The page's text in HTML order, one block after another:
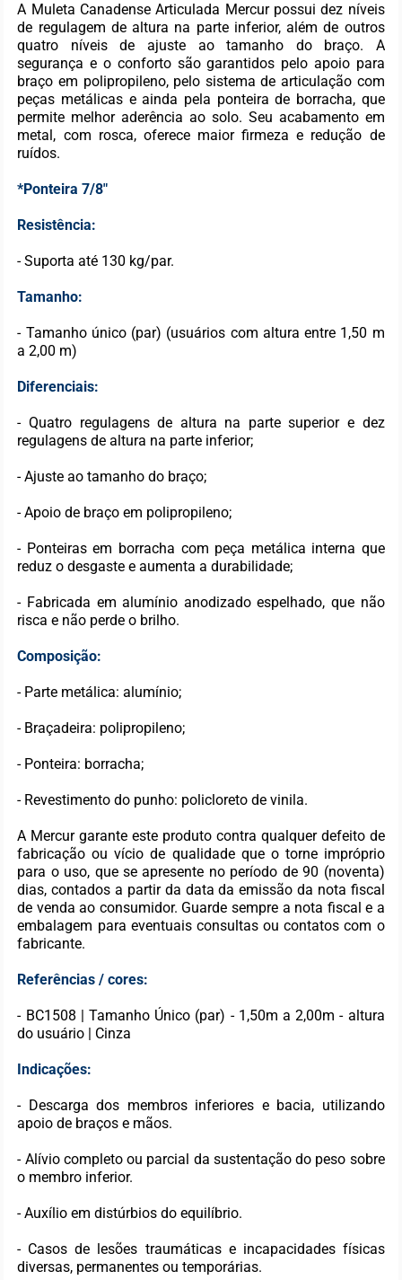
A Muleta Canadense Articulada Mercur possui dez níveis
de regulagem de altura na parte inferior, além de outros
quatro níveis de ajuste ao tamanho do braço. A
segurança e o conforto são garantidos pelo apoio para
braço em polipropileno, pelo sistema de articulação com
peças metálicas e ainda pela ponteira de borracha, que
permite melhor aderência ao solo. Seu acabamento em
metal, com rosca, oferece maior firmeza e redução de
ruídos.
*Ponteira 7/8"
Resistência:
- Suporta até 130 kg/par.
Tamanho:
- Tamanho único (par) (usuários com altura entre 1,50 m
a 2,00 m)
Diferenciais:
- Quatro regulagens de altura na parte superior e dez
regulagens de altura na parte inferior;
- Ajuste ao tamanho do braço;
- Apoio de braço em polipropileno;
- Ponteiras em borracha com peça metálica interna que
reduz o desgaste e aumenta a durabilidade;
- Fabricada em alumínio anodizado espelhado, que não
risca e não perde o brilho.
Composição:
- Parte metálica: alumínio;
- Braçadeira: polipropileno;
- Ponteira: borracha;
- Revestimento do punho: policloreto de vinila.
A Mercur garante este produto contra qualquer defeito de
fabricação ou vício de qualidade que o torne impróprio
para o uso, que se apresente no período de 90 (noventa)
dias, contados a partir da data da emissão da nota fiscal
de venda ao consumidor. Guarde sempre a nota fiscal e a
embalagem para eventuais consultas ou contatos com o
fabricante.
Referências / cores:
- BC1508 | Tamanho Único (par) - 1,50m a 2,00m - altura
do usuário | Cinza
Indicações:
- Descarga dos membros inferiores e bacia, utilizando
apoio de braços e mãos.
- Alívio completo ou parcial da sustentação do peso sobre
o membro inferior.
- Auxílio em distúrbios do equilíbrio.
- Casos de lesões traumáticas e incapacidades físicas
diversas, permanentes ou temporárias.